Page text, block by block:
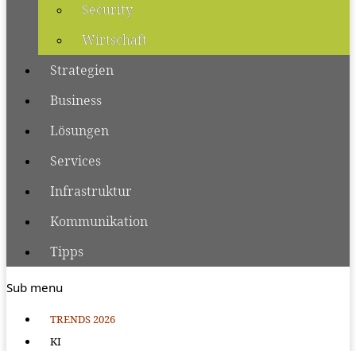
Security
Wirtschaft
Strategien
Business
Lösungen
Services
Infrastruktur
Kommunikation
Tipps
Sub menu
TRENDS 2026
KI